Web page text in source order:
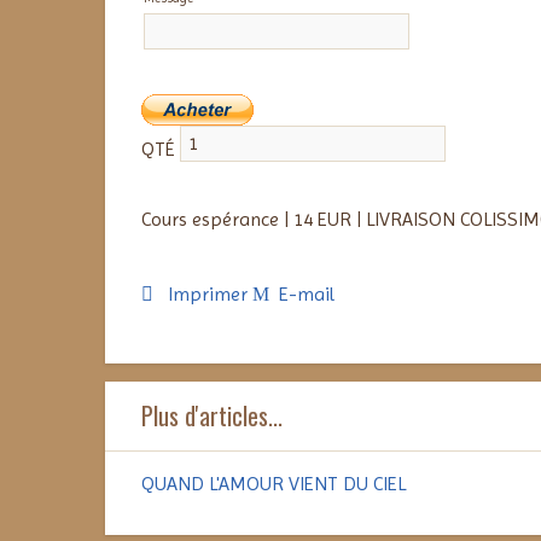
QTÉ
Cours espérance | 14 EUR | LIVRAISON
Imprimer E-mail
Plus d'articles...
QUAND L'AMOUR VIENT DU CIEL